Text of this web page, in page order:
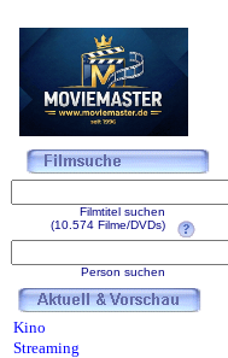
Filmtitel suchen
(10.574 Filme/DVDs)
Person suchen
Kino
Streaming